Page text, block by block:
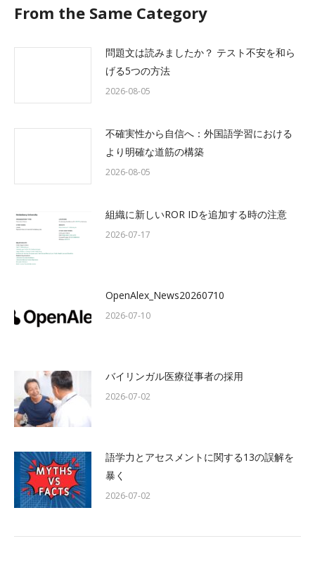
From the Same Category
問題文は読みましたか？ テスト不安を和ら
げる5つの方法
2026-08-05
不確実性から自信へ：外国語学習における
より明確な道筋の構築
2026-08-05
組織に新しいROR IDを追加する時の注意
2026-07-17
OpenAlex_News20260710
2026-07-10
バイリンガル医療従事者の採用
2026-07-02
語学力とアセスメントに関する13の誤解を
暴く
2026-07-02